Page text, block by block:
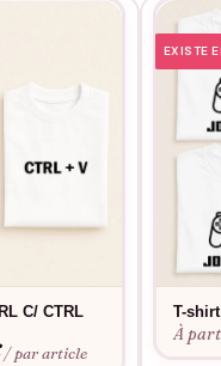
C/ CTRL
/ par article
EXISTE
T-
À